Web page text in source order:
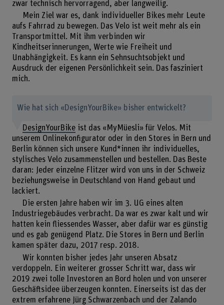
zwar technisch hervorragend, aber langweilig.
Mein Ziel war es, dank individueller Bikes mehr Leute
aufs Fahrrad zu bewegen. Das Velo ist weit mehr als ein
Transportmittel. Mit ihm verbinden wir
Kindheitserinnerungen, Werte wie Freiheit und
Unabhängigkeit. Es kann ein Sehnsuchtsobjekt und
Ausdruck der eigenen Persönlichkeit sein. Das fasziniert
mich.
Wie hat sich «DesignYourBike» bisher entwickelt?
DesignYourBikeist das «MyMüesli» für Velos. Mit
unserem Onlinekonfigurator oder in den Stores in Bern und
Berlin können sich unsere Kund*innen ihr individuelles,
stylisches Velo zusammenstellen und bestellen. Das Beste
daran: Jeder einzelne Flitzer wird von uns in der Schweiz
beziehungsweise in Deutschland von Hand gebaut und
lackiert.
Die ersten Jahre haben wir im 3. UG eines alten
Industriegebäudes verbracht. Da war es zwar kalt und wir
hatten kein fliessendes Wasser, aber dafür war es günstig
und es gab genügend Platz. Die Stores in Bern und Berlin
kamen später dazu, 2017 resp. 2018.
Wir konnten bisher jedes Jahr unseren Absatz
verdoppeln. Ein weiterer grosser Schritt war, dass wir
2019 zwei tolle Investoren an Bord holen und von unserer
Geschäftsidee überzeugen konnten. Einerseits ist das der
extrem erfahrene Jürg Schwarzenbach und der Zalando